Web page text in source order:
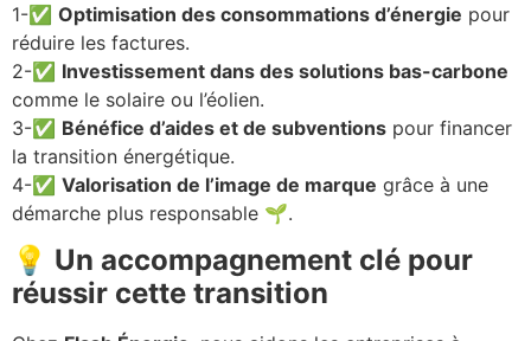
1-✅ Optimisation des consommations d’énergie pour
réduire les factures.
2-✅ Investissement dans des solutions bas-carbone
comme le solaire ou l’éolien.
3-✅ Bénéfice d’aides et de subventions pour financer
la transition énergétique.
4-✅ Valorisation de l’image de marque grâce à une
démarche plus responsable 🌱.
💡 Un accompagnement clé pour
réussir cette transition